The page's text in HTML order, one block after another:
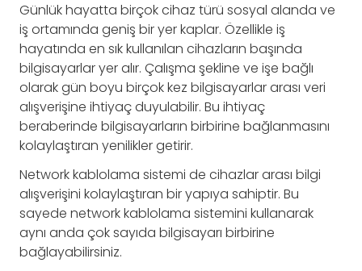
Günlük hayatta birçok cihaz türü sosyal alanda ve
iş ortamında geniş bir yer kaplar. Özellikle iş
hayatında en sık kullanılan cihazların başında
bilgisayarlar yer alır. Çalışma şekline ve işe bağlı
olarak gün boyu birçok kez bilgisayarlar arası veri
alışverişine ihtiyaç duyulabilir. Bu ihtiyaç
beraberinde bilgisayarların birbirine bağlanmasını
kolaylaştıran yenilikler getirir.
Network kablolama sistemi de cihazlar arası bilgi
alışverişini kolaylaştıran bir yapıya sahiptir. Bu
sayede network kablolama sistemini kullanarak
aynı anda çok sayıda bilgisayarı birbirine
bağlayabilirsiniz.